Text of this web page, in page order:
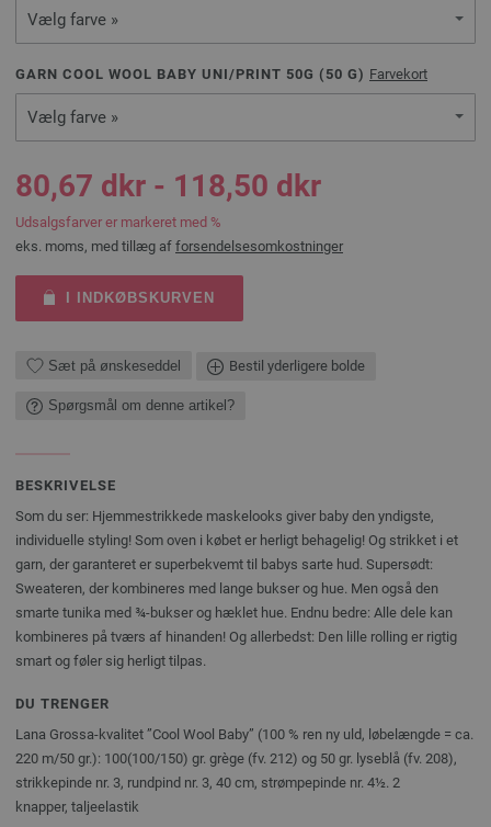
Vælg farve »
GARN COOL WOOL BABY UNI/PRINT 50G ( 50 G) Farvekort
Vælg farve »
80,67 dkr - 118,50 dkr
Udsalgsfarver er markeret med %
eks. moms, med tillæg af forsendelsesomkostninger
I INDKØBSKURVEN
Sæt på ønskeseddel Bestil yderligere bolde
Spørgsmål om denne artikel?
BESKRIVELSE
Som du ser: Hjemmestrikkede maskelooks giver baby den yndigste,
individuelle styling! Som oven i købet er herligt behagelig! Og strikket i et
garn, der garanteret er superbekvemt til babys sarte hud. Supersødt:
Sweateren, der kombineres med lange bukser og hue. Men også den
smarte tunika med ¾-bukser og hæklet hue. Endnu bedre: Alle dele kan
kombineres på tværs af hinanden! Og allerbedst: Den lille rolling er rigtig
smart og føler sig herligt tilpas.
DU TRENGER
Lana Grossa-kvalitet ”Cool Wool Baby” (100 % ren ny uld, løbelængde = ca.
220 m/50 gr.): 100(100/150) gr. grège (fv. 212) og 50 gr. lyseblå (fv. 208),
strikkepinde nr. 3, rundpind nr. 3, 40 cm, strømpepinde nr. 4½. 2
knapper, taljeelastik